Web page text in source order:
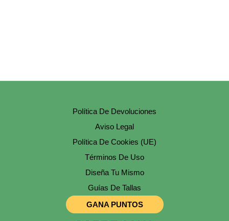
Política De Devoluciones
Aviso Legal
Política De Cookies (UE)
Términos De Uso
Diseña Tu Mismo
Guías De Tallas
GANA PUNTOS